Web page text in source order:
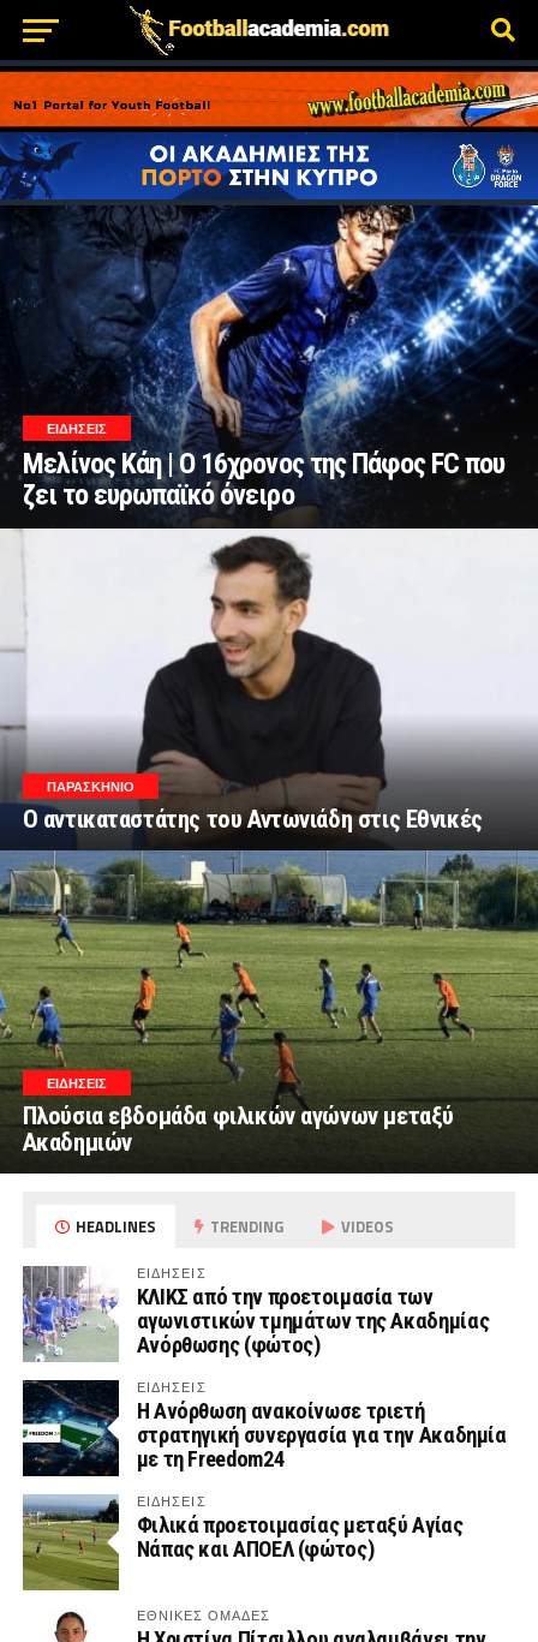
ΕΙΔΗΣΕΙΣ
Μελίνος Κάη | Ο 16χρονος της Πάφος FC που
ζει το ευρωπαϊκό όνειρο
ΠΑΡΑΣΚΉΝΙΟ
Ο αντικαταστάτης του Αντωνιάδη στις Εθνικές
ΕΙΔΗΣΕΙΣ
Πλούσια εβδομάδα φιλικών αγώνων μεταξύ
Ακαδημιών
HEADLINES TRENDING VIDEOS
ΕΙΔΗΣΕΙΣ
ΚΛΙΚΣ από την προετοιμασία των
αγωνιστικών τμημάτων της Ακαδημίας
Ανόρθωσης (φώτος)
ΕΙΔΗΣΕΙΣ
Η Ανόρθωση ανακοίνωσε τριετή
στρατηγική συνεργασία για την Ακαδημία
με τη Freedom24
ΕΙΔΗΣΕΙΣ
Φιλικά προετοιμασίας μεταξύ Αγίας
Νάπας και ΑΠΟΕΛ (φώτος)
ΕΘΝΙΚΕΣ ΟΜΑΔΕΣ